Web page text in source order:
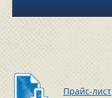
Прайс-лист